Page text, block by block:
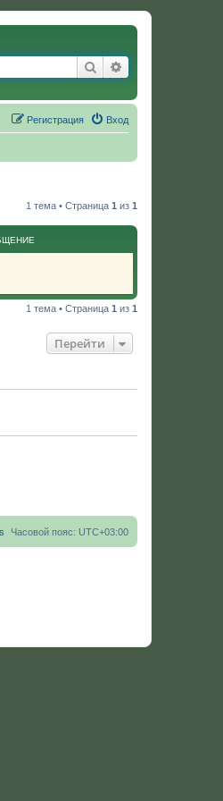
Поиск
Вход
Регистрация
1 тема • Страница 1 из 1
1 тема • Страница 1 из 1
Перейти
Часовой пояс: UTC+03:00